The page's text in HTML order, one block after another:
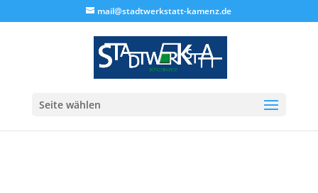
mail@stadtwerkstatt-kamenz.de
Seite wählen